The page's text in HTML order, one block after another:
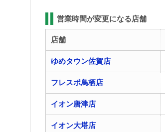
営業時間が変更になる店舗
店舗
ゆめタウン佐賀店
フレスポ鳥栖店
イオン唐津店
イオン大塔店